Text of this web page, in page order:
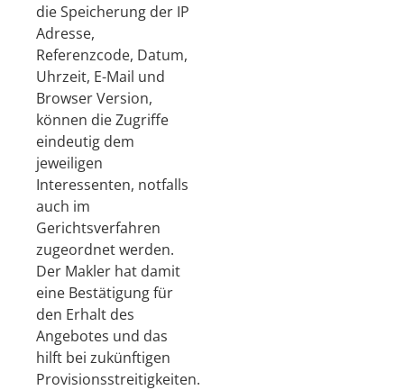
die Speicherung der IP
Adresse,
Referenzcode, Datum,
Uhrzeit, E-Mail und
Browser Version,
können die Zugriffe
eindeutig dem
jeweiligen
Interessenten, notfalls
auch im
Gerichtsverfahren
zugeordnet werden.
Der Makler hat damit
eine Bestätigung für
den Erhalt des
Angebotes und das
hilft bei zukünftigen
Provisionsstreitigkeiten.